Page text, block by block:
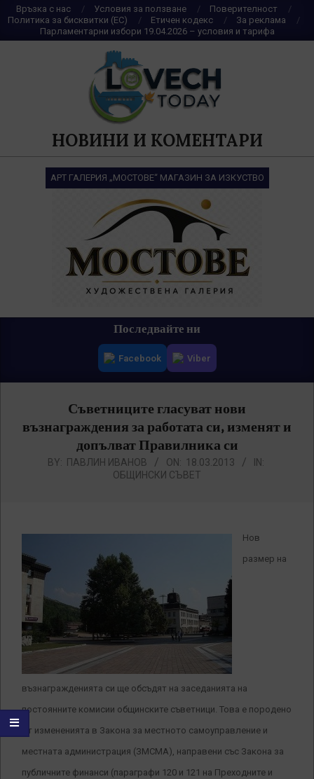
Skip
to
content
Връзка с нас Условия за ползване
Поверителност
Политика за бисквитки (ЕС)
Етичен кодекс
За реклама
Парламентарни избори 19.04.2026 – условия и тарифа
НОВИНИ И КОМЕНТАРИ
АРТ ГАЛЕРИЯ „МОСТОВЕ“ МАГАЗИН ЗА ИЗКУСТВО
Последвайте ни
Facebook Viber
Съветниците гласуват нови
възнаграждения за работата си, изменят и
допълват Правилника си
BY: ПАВЛИН ИВАНОВ ON: 18.03.2013
IN:
ОБЩИНСКИ СЪВЕТ
Нов
размер на
възнагражденията си ще обсъдят на заседанията на
постоянните комисии общинските съветници. Това е породено
от измененията в Закона за местното самоуправление и
местната администрация (ЗМСМА), направени със Закона за
публичните финанси (параграфи 120 и 121 на Преходните и